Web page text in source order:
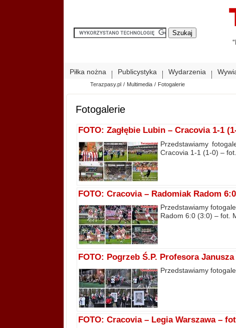
Piłka nożna Publicystyka Wydarzenia
Terazpasy.pl / Multimedia / Fotogalerie
Fotogalerie
FOTO: Zagłębie Lubin – Cracovia 1-1
Przedstawiamy
Cracovia 1-1 (1-0) –
FOTO: Cracovia – Radomiak Radom
Przedstawiamy
Radom 6:0 (3:0) – fot.
FOTO: Pogrzeb Ś.P. Profesora
Przedstawiamy
FOTO: Cracovia – Legia Warszawa –